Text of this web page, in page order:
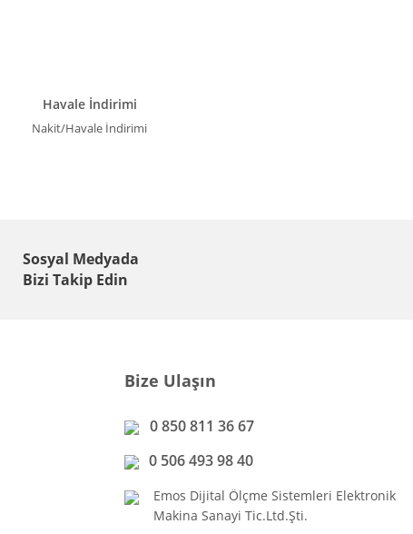
Havale İndirimi
Nakit/Havale İndirimi
Sosyal Medyada
Bizi Takip Edin
Bize Ulaşın
0 850 811 36 67
0 506 493 98 40
Emos Dijital Ölçme Sistemleri Elektronik
Makina Sanayi Tic.Ltd.Şti.